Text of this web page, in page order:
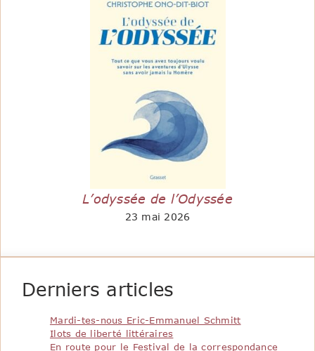
L’odyssée de l’Odyssée
23 mai 2026
Derniers articles
Mardi-tes-nous Eric-Emmanuel Schmitt
Ilots de liberté littéraires
En route pour le Festival de la correspondance